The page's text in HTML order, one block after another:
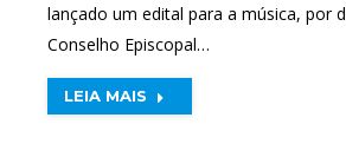
lançado um edital para a música, por
Conselho Episcopal…
LEIA MAIS